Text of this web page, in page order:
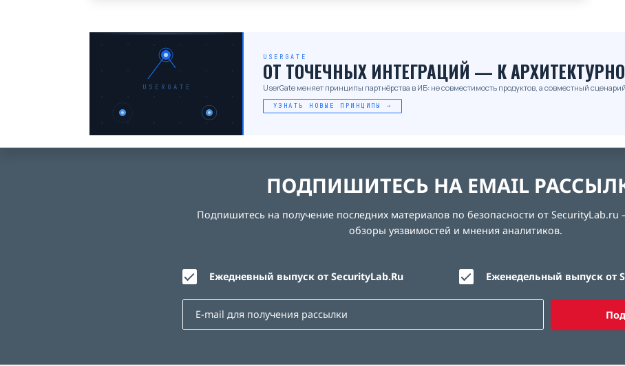
USERGATE
USERGATE
ОТ ТОЧЕЧНЫХ ИНТЕГРАЦИЙ — К
UserGate меняет принципы партнёрства в ИБ: не совместимость продуктов, а совместный
УЗНАТЬ НОВЫЕ ПРИНЦИПЫ →
ПОДПИШИТЕСЬ НА EMAIL
Подпишитесь на получение последних материалов по безопасности от SecurityLab.ru
обзоры уязвимостей и мнения аналитиков.
Ежедневный выпуск от SecurityLab.Ru Еженедельный выпуск от